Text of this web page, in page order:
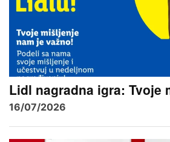
Lidl nagradna igra: Tvoje
16/07/2026